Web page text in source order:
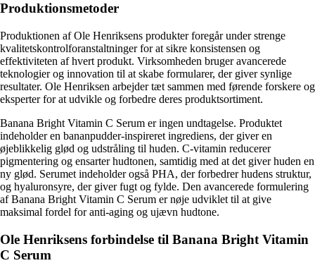
Produktionsmetoder
Produktionen af Ole Henriksens produkter foregår under strenge
kvalitetskontrolforanstaltninger for at sikre konsistensen og
effektiviteten af ​​hvert produkt. Virksomheden bruger avancerede
teknologier og innovation til at skabe formularer, der giver synlige
resultater. Ole Henriksen arbejder tæt sammen med førende forskere og
eksperter for at udvikle og forbedre deres produktsortiment.
Banana Bright Vitamin C Serum er ingen undtagelse. Produktet
indeholder en bananpudder-inspireret ingrediens, der giver en
øjeblikkelig glød og udstråling til huden. C-vitamin reducerer
pigmentering og ensarter hudtonen, samtidig med at det giver huden en
ny glød. Serumet indeholder også PHA, der forbedrer hudens struktur,
og hyaluronsyre, der giver fugt og fylde. Den avancerede formulering
af Banana Bright Vitamin C Serum er nøje udviklet til at give
maksimal fordel for anti-aging og ujævn hudtone.
Ole Henriksens forbindelse til Banana Bright Vitamin
C Serum